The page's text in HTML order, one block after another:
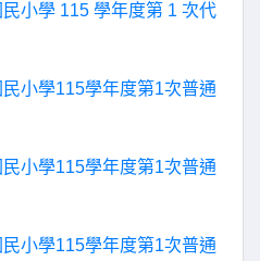
小學 115 學年度第 1 次代
小學115學年度第1次普通
小學115學年度第1次普通
小學115學年度第1次普通